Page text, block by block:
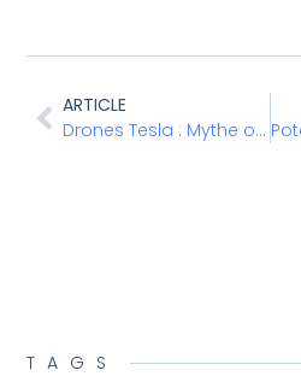
ARTICLE
Drones Tesla : Mythe ou Réalité ?
TAGS